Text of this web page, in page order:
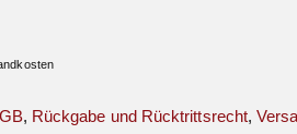
, Rückgabe und Rücktrittsrecht,